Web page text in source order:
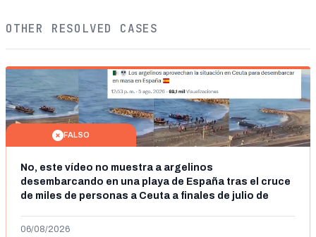
OTHER RESOLVED CASES
FALSO
No, este vídeo no muestra a argelinos
desembarcando en una playa de España tras el cruce
de miles de personas a Ceuta a finales de julio de
06/08/2026